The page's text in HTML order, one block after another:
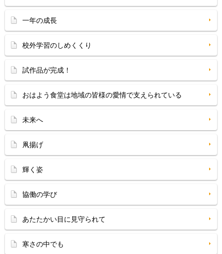
一年の成長
校外学習のしめくくり
試作品が完成！
おはよう食堂は地域の皆様の愛情で支えられている
未来へ
凧揚げ
輝く姿
協働の学び
あたたかい目に見守られて
寒さの中でも